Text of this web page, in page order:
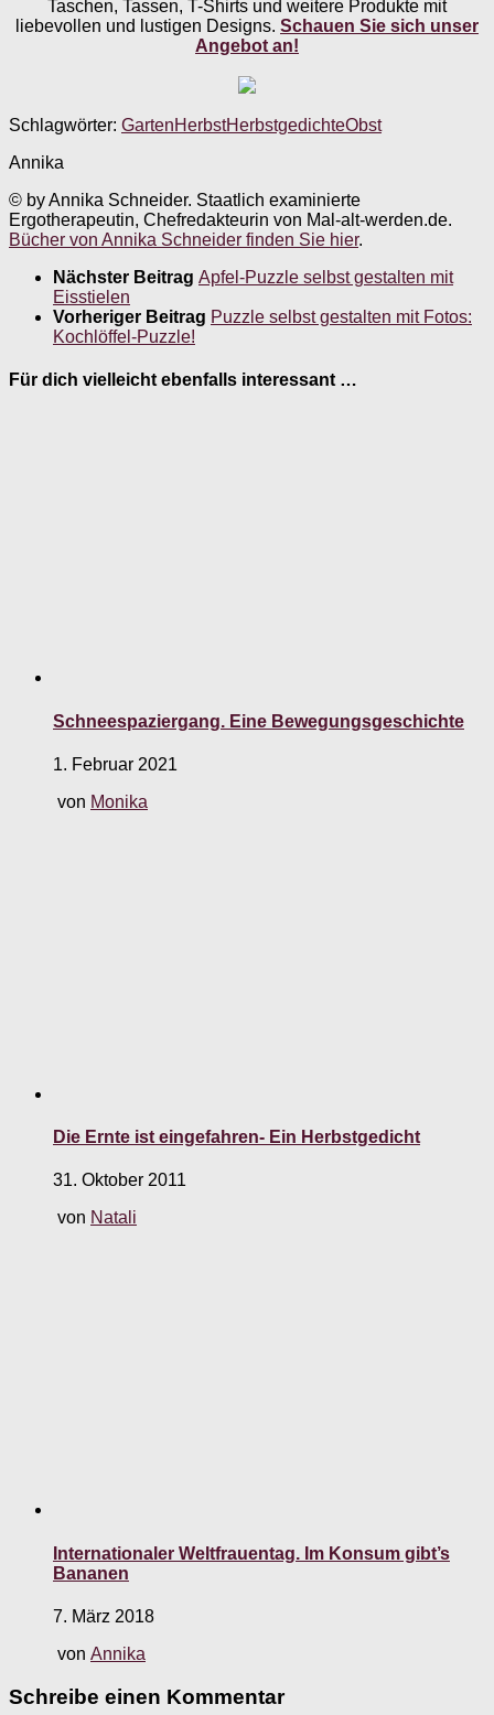
Taschen, Tassen, T-Shirts und weitere Produkte mit
liebevollen und lustigen Designs. Schauen Sie sich unser
Angebot an!
Schlagwörter: GartenHerbstHerbstgedichteObst
Annika
© by Annika Schneider. Staatlich examinierte
Ergotherapeutin, Chefredakteurin von Mal-alt-werden.de.
Bücher von Annika Schneider finden Sie hier.
Nächster Beitrag Apfel-Puzzle selbst gestalten mit
Eisstielen
Vorheriger Beitrag Puzzle selbst gestalten mit Fotos:
Kochlöffel-Puzzle!
Für dich vielleicht ebenfalls interessant …
Schneespaziergang. Eine Bewegungsgeschichte
1. Februar 2021
von Monika
Die Ernte ist eingefahren- Ein Herbstgedicht
31. Oktober 2011
von Natali
Internationaler Weltfrauentag. Im Konsum gibt’s
Bananen
7. März 2018
von Annika
Schreibe einen Kommentar